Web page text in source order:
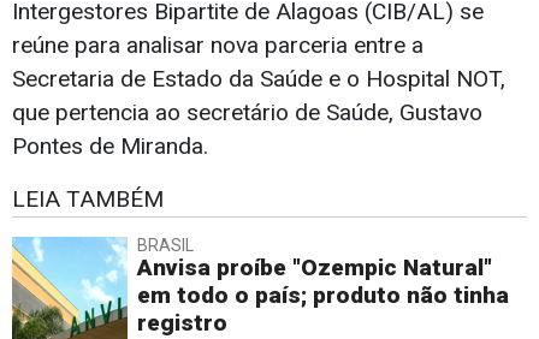
Intergestores Bipartite de Alagoas (CIB/AL) se
reúne para analisar nova parceria entre a
Secretaria de Estado da Saúde e o Hospital NOT,
que pertencia ao secretário de Saúde, Gustavo
Pontes de Miranda.
LEIA TAMBÉM
BRASIL
Anvisa proíbe "Ozempic Natural"
em todo o país; produto não tinha
registro